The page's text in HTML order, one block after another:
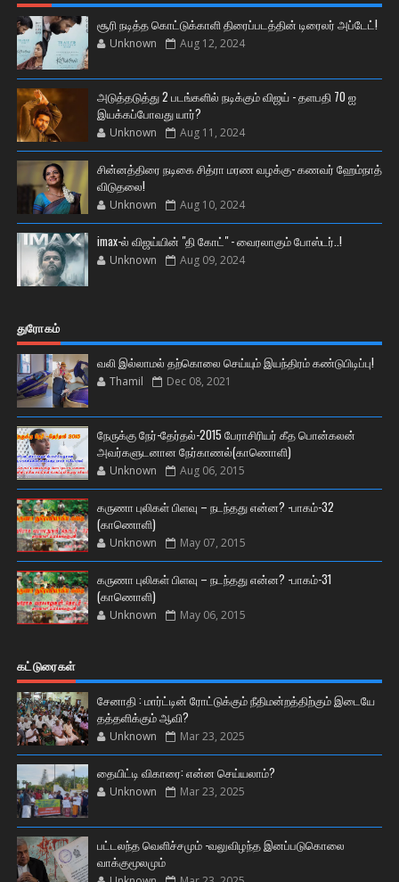
சூரி நடித்த கொட்டுக்காளி திரைப்படத்தின் டிரைலர் அப்டேட்!
Unknown Aug 12, 2024
அடுத்தடுத்து 2 படங்களில் நடிக்கும் விஜய் - தளபதி 70 ஐ
இயக்கப்போவது யார்?
Unknown Aug 11, 2024
சின்னத்திரை நடிகை சித்ரா மரண வழக்கு- கணவர் ஹேம்நாத்
விடுதலை!
Unknown Aug 10, 2024
imax-ல் விஜய்யின் "தி கோட்" - வைரலாகும் போஸ்டர்..!
Unknown Aug 09, 2024
துரோகம்
வலி இல்லாமல் தற்கொலை செய்யும் இயந்திரம் கண்டுபிடிப்பு!
Thamil Dec 08, 2021
நேருக்கு நேர்-தேர்தல்-2015 பேராசிரியர் கீத பொன்கலன்
அவர்களுடனான நேர்காணல்(காணொளி)
Unknown Aug 06, 2015
கருணா புலிகள் பிளவு – நடந்தது என்ன? -பாகம்-32
(காணொளி)
Unknown May 07, 2015
கருணா புலிகள் பிளவு – நடந்தது என்ன? -பாகம்-31
(காணொளி)
Unknown May 06, 2015
கட்டுரைகள்
சேனாதி : மார்ட்டின் ரோட்டுக்கும் நீதிமன்றத்திற்கும் இடையே
தத்தளிக்கும் ஆவி?
Unknown Mar 23, 2025
தையிட்டி விகாரை: என்ன செய்யலாம்?
Unknown Mar 23, 2025
பட்டலந்த வெளிச்சமும் -வலுவிழந்த இனப்படுகொலை
வாக்குமூலமும்